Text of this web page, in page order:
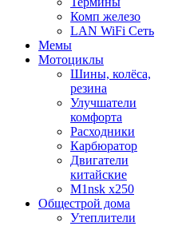
Комп железо
LAN WiFi Сеть
Мемы
Мотоциклы
Шины, колёса,
резина
Улучшатели
комфорта
Расходники
Карбюратор
Двигатели
китайские
M1nsk x250
Общестрой дома
Утеплители